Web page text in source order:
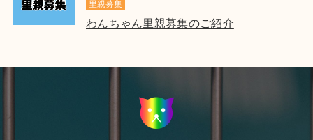
里親募集
わんちゃん里親募集のご紹介